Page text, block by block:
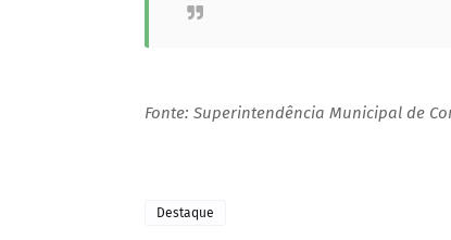
Fonte: Superintendência Municipal de
Destaque